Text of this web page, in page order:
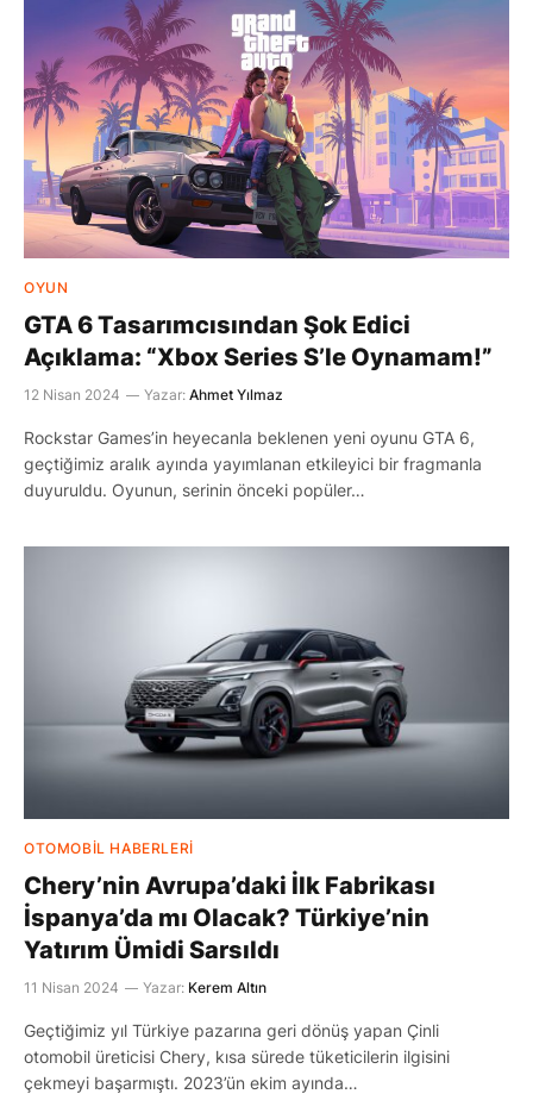
OYUN
GTA 6 Tasarımcısından Şok Edici
Açıklama: “Xbox Series S’le Oynamam!”
12 Nisan 2024 Yazar: Ahmet Yılmaz
Rockstar Games’in heyecanla beklenen yeni oyunu GTA 6,
geçtiğimiz aralık ayında yayımlanan etkileyici bir fragmanla
duyuruldu. Oyunun, serinin önceki popüler…
OTOMOBIL HABERLERI
Chery’nin Avrupa’daki İlk Fabrikası
İspanya’da mı Olacak? Türkiye’nin
Yatırım Ümidi Sarsıldı
11 Nisan 2024 Yazar: Kerem Altın
Geçtiğimiz yıl Türkiye pazarına geri dönüş yapan Çinli
otomobil üreticisi Chery, kısa sürede tüketicilerin ilgisini
çekmeyi başarmıştı. 2023’ün ekim ayında…